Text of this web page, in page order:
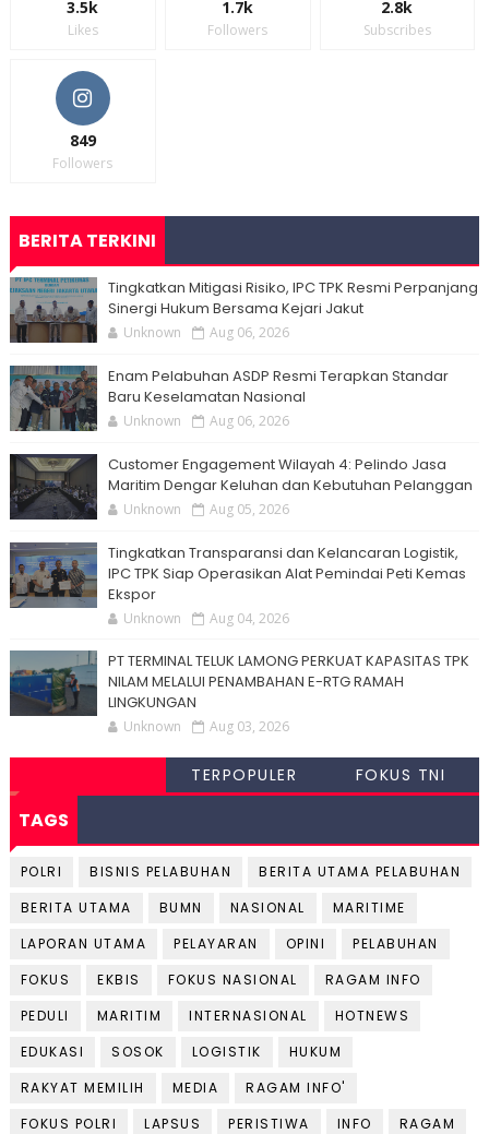
3.5k
Likes
1.7k
Followers
2.8k
Subscribes
849
Followers
BERITA TERKINI
Tingkatkan Mitigasi Risiko, IPC TPK Resmi Perpanjang
Sinergi Hukum Bersama Kejari Jakut
Unknown Aug 06, 2026
Enam Pelabuhan ASDP Resmi Terapkan Standar
Baru Keselamatan Nasional
Unknown Aug 06, 2026
Customer Engagement Wilayah 4: Pelindo Jasa
Maritim Dengar Keluhan dan Kebutuhan Pelanggan
Unknown Aug 05, 2026
Tingkatkan Transparansi dan Kelancaran Logistik,
IPC TPK Siap Operasikan Alat Pemindai Peti Kemas
Ekspor
Unknown Aug 04, 2026
PT TERMINAL TELUK LAMONG PERKUAT KAPASITAS TPK
NILAM MELALUI PENAMBAHAN E-RTG RAMAH
LINGKUNGAN
Unknown Aug 03, 2026
TERPOPULER FOKUS TNI
TAGS
POLRI BISNIS PELABUHAN
BERITA UTAMA PELABUHAN
BERITA UTAMA
BUMN NASIONAL
MARITIME
LAPORAN UTAMA
PELAYARAN OPINI
PELABUHAN
FOKUS
EKBIS FOKUS NASIONAL
RAGAM INFO
PEDULI
MARITIM INTERNASIONAL
HOTNEWS
EDUKASI
SOSOK LOGISTIK
HUKUM
RAKYAT MEMILIH
MEDIA
RAGAM INFO'
FOKUS POLRI
LAPSUS PERISTIWA INFO
RAGAM